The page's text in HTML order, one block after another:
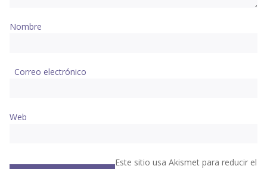
Nombre
Correo electrónico
Web
Este sitio usa Akismet para reducir el